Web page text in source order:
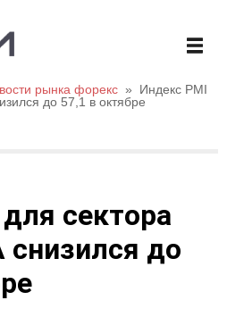
рынка форекс »
Индекс PMI
до 57,1 в октябре
сектора
до